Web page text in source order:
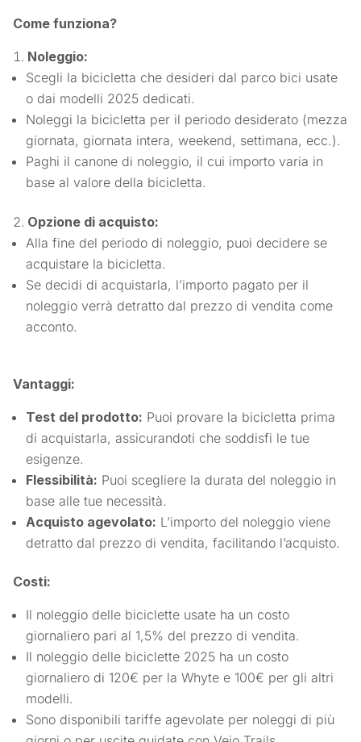
Come funziona?
Noleggio:
Scegli la bicicletta che desideri dal parco bici usate
o dai modelli 2025 dedicati.
Noleggi la bicicletta per il periodo desiderato (mezza
giornata, giornata intera, weekend, settimana, ecc.).
Paghi il canone di noleggio, il cui importo varia in
base al valore della bicicletta.
Opzione di acquisto:
Alla fine del periodo di noleggio, puoi decidere se
acquistare la bicicletta.
Se decidi di acquistarla, l’importo pagato per il
noleggio verrà detratto dal prezzo di vendita come
acconto.
Vantaggi:
Test del prodotto: Puoi provare la bicicletta prima
di acquistarla, assicurandoti che soddisfi le tue
esigenze.
Flessibilità: Puoi scegliere la durata del noleggio in
base alle tue necessità.
Acquisto agevolato: L’importo del noleggio viene
detratto dal prezzo di vendita, facilitando l’acquisto.
Costi:
Il noleggio delle biciclette usate ha un costo
giornaliero pari al 1,5% del prezzo di vendita.
Il noleggio delle biciclette 2025 ha un costo
giornaliero di 120€ per la Whyte e 100€ per gli altri
modelli.
Sono disponibili tariffe agevolate per noleggi di più